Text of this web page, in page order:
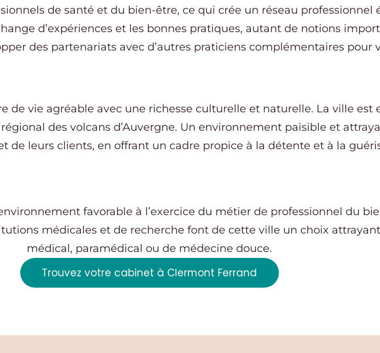
de santé et du bien-être, ce qui crée un réseau
d’expériences et les bonnes pratiques, autant de notions
des partenariats avec d’autres praticiens complémentaires pour
de vie agréable avec une richesse culturelle et naturelle. La ville est
des volcans d’Auvergne. Un environnement paisible et
de leurs clients, en offrant un cadre propice à la détente et à la
favorable à l’exercice du métier de professionnel du
médicales et de recherche font de cette ville un choix
médical, paramédical ou de médecine douce.
Trouvez votre cabinet à Clermont Ferrand